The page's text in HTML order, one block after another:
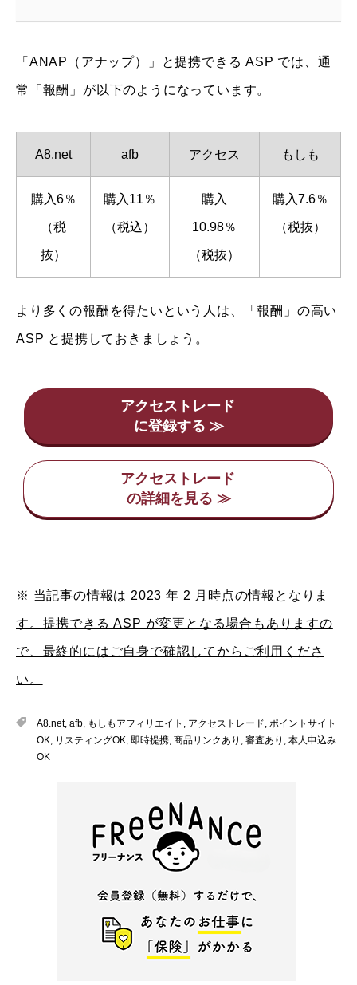
「ANAP（アナップ）」と提携できる ASP では、通
常「報酬」が以下のようになっています。
A8.net afb アクセス もしも
購入6％
（税
抜）
購入11％
（税込）
購入
10.98％
（税抜）
購入7.6％
（税抜）
より多くの報酬を得たいという人は、「報酬」の高い
ASP と提携しておきましょう。
アクセストレード
アクセストレード
※ 当記事の情報は 2023 年 2 月時点の情報となりま
す。提携できる ASP が変更となる場合もありますの
で、最終的にはご自身で確認してからご利用くださ
い。
A8.net, afb, もしもアフィリエイト , アクセストレード, ポイントサイト
OK, リスティングOK, 即時提携, 商品リンクあり , 審査あり , 本人申込み
OK